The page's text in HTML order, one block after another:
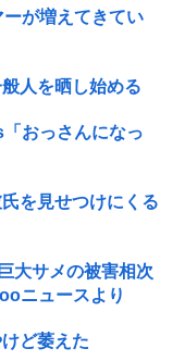
が増えてきてい
人を晒し始める
おっさんになっ
を見せつけにくる
大サメの被害相次
ニュースより
ど萎えた